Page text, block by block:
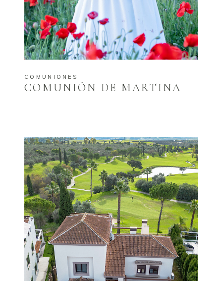
COMUNIONES
COMUNIÓN DE MARTINA